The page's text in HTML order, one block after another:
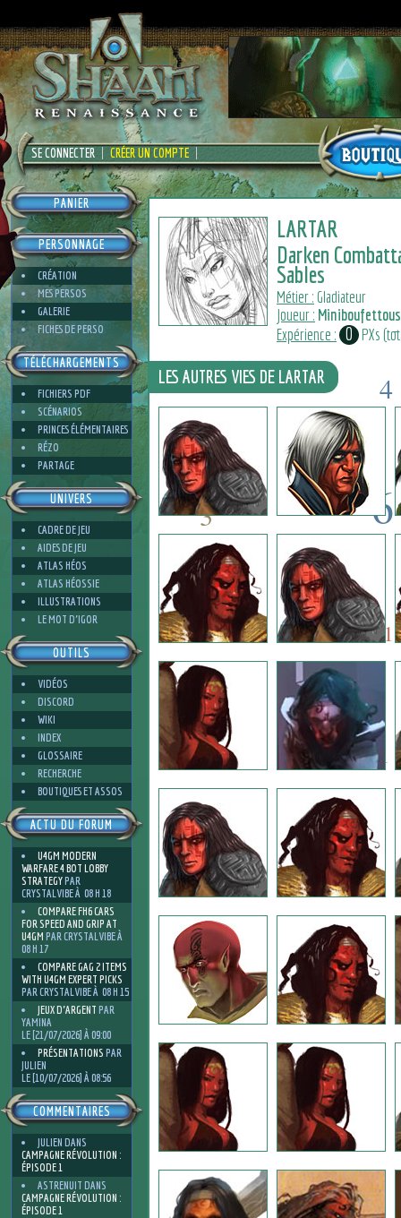
SE CONNECTER CRÉER UN COMPTE
PANIER
PERSONNAGE
CRÉATION
MES PERSOS
GALERIE
FICHES DE PERSO
TÉLÉCHARGEMENTS
FICHIERS PDF
SCÉNARIOS
PRINCES ÉLÉMENTAIRES
RÉZO
PARTAGE
UNIVERS
CADRE DE JEU
AIDES DE JEU
ATLAS HÉOS
ATLAS HÉOSSIE
ILLUSTRATIONS
LE MOT D'IGOR
OUTILS
VIDÉOS
DISCORD
WIKI
INDEX
GLOSSAIRE
RECHERCHE
BOUTIQUES ET ASSOS
ACTU DU FORUM
U4GM MODERN
WARFARE 4 BOT LOBBY
STRATEGYPAR
CRYSTALVIBE À 08 H 18
COMPARE FH6 CARS
FOR SPEED AND GRIP AT
U4GM PAR CRYSTALVIBE À
08 H 17
COMPARE GAG 2 ITEMS
WITH U4GM EXPERT PICKS
PAR CRYSTALVIBE À 08 H 15
JEUX D'ARGENT PAR
YAMINA
LE [21/07/2026] À 09:00
PRÉSENTATIONS PAR
JULIEN
LE [10/07/2026] À 08:56
COMMENTAIRES
JULIEN DANS
CAMPAGNE RÉVOLUTION :
ÉPISODE 1
ASTRENUIT DANS
CAMPAGNE RÉVOLUTION :
ÉPISODE 1
LARTAR
Darken
Sables
Métier : Gladiateur
Joueur :
Expérience : 0 PXs
6
6
6
1
3
3
2
4
LES AUTRES VIES DE LARTAR